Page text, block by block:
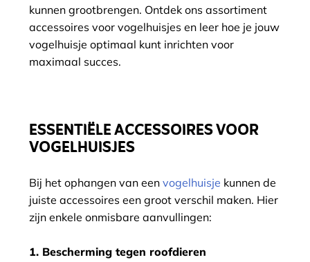
kunnen grootbrengen. Ontdek ons assortiment
accessoires voor vogelhuisjes en leer hoe je jouw
vogelhuisje optimaal kunt inrichten voor
maximaal succes.
ESSENTIËLE ACCESSOIRES VOOR
VOGELHUISJES
Bij het ophangen van een vogelhuisje kunnen de
juiste accessoires een groot verschil maken. Hier
zijn enkele onmisbare aanvullingen:
1. Bescherming tegen roofdieren